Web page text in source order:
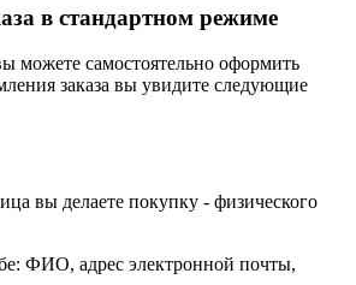
в стандартном режиме
можете самостоятельно оформить
заказа вы увидите следующие
вы делаете покупку - физического
ФИО, адрес электронной почты,